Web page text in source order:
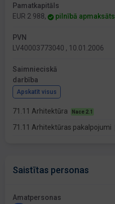
Pamatkapitāls
EUR 2 988,
pilnībā apmaksāts
PVN
LV40003773040 , 10.01.2006
Saimnieciskā
darbība
Apskatīt visus
71.11 Arhitektūra Nace 2.1
71.11 Arhitektūras pakalpojumi
Saistītas personas
Amatpersonas